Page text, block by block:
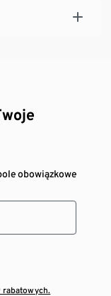
obowiązkowe
rabatowych.